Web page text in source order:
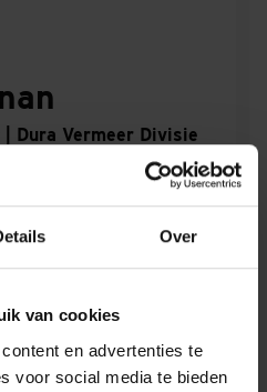
Over
van cookies
en advertenties te
voor social media te bieden
Dura Vermeer Divisie
LinkedIn
53 94
Infra